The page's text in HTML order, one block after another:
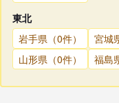
東北
岩手県（0件）
宮城
山形県（0件）
福島